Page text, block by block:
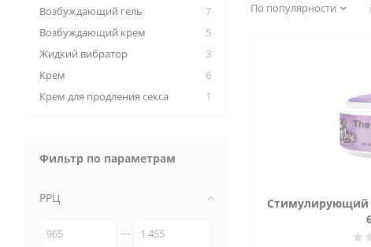
По популярности
Стимулирующий
Возбуждающий гель
7
Возбуждающий крем
5
Жидкий вибратор
3
Крем
6
Крем для продления секса
1
Фильтр по параметрам
РРЦ